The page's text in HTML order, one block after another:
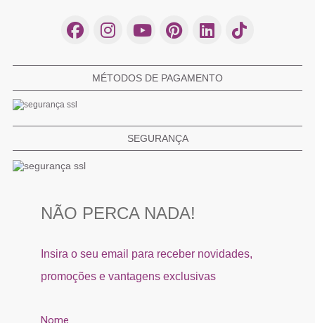
MÉTODOS DE PAGAMENTO
SEGURANÇA